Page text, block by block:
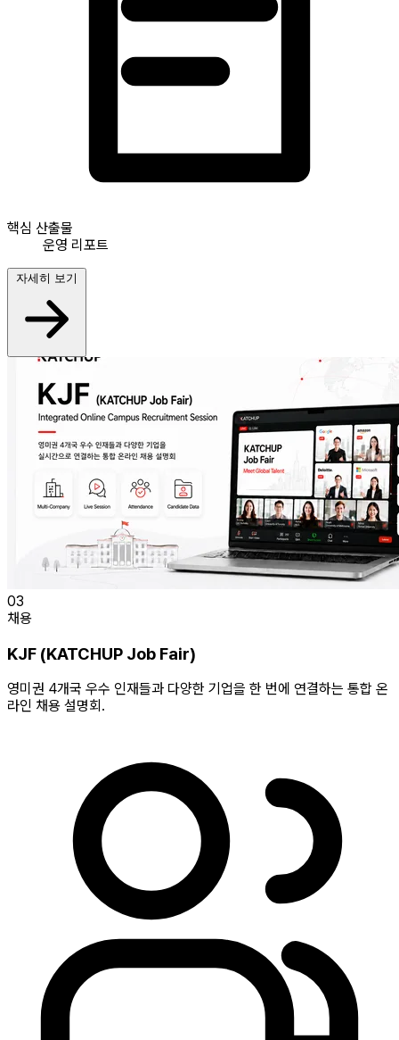
핵심 산출물
운영 리포트
자세히 보기
03
채용
KJF (KATCHUP Job Fair)
영미권 4개국 우수 인재들과 다양한 기업을 한 번에 연결하는 통합 온
라인 채용 설명회.